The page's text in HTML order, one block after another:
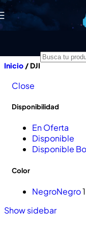
Skip to navigation
Inicio / DJI
Close
Disponibilidad
En Oferta
Disponible
Disponible
Color
NegroNegro1
Show sidebar